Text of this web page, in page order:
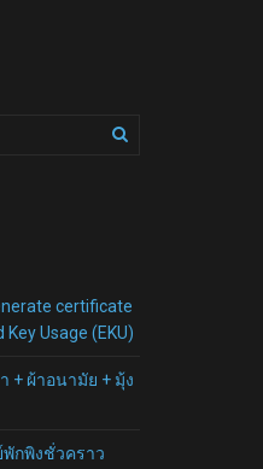
certificate
Usage (EKU)
+ ผ้าอนามัย + มุ้ง
กพิงชั่วคราว